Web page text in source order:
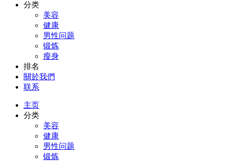
分类
美容
健康
男性问题
锻炼
瘦身
排名
關於我們
联系
主页
分类
美容
健康
男性问题
锻炼